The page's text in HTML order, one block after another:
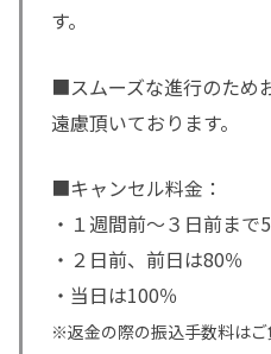
す。
■スムーズな進行のため
遠慮頂いております。
■キャンセル料金：
・１週間前～３日前まで
・２日前、前日は80％
・当日は100％
※返金の際の振込手数料はご